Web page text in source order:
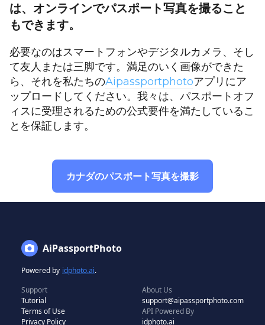
は、オンラインでパスポート写真を撮ること
もできます。
必要なのはスマートフォンやデジタルカメラ、そし
て友人または三脚です。満足のいく画像ができた
ら、それを私たちのAipassportphotoアプリにア
ップロードしてください。我々は、パスポートオフ
ィスに受理されるための公式要件を満たしているこ
とを保証します。
カナダのパスポート写真を撮影
AiPassportPhoto
Powered by idphoto.ai.
Support
Tutorial
Terms of Use
Privacy Policy
About Us
support@aipassportphoto.com
API Powered By
idphoto.ai